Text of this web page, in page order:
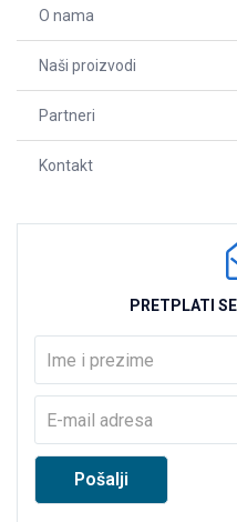
O nama
Naši proizvodi
Partneri
Kontakt
PRETPLATI